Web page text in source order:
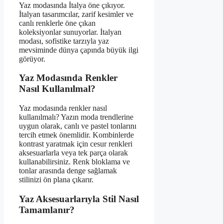
Yaz modasında İtalya öne çıkıyor.
İtalyan tasarımcılar, zarif kesimler ve
canlı renklerle öne çıkan
koleksiyonlar sunuyorlar. İtalyan
modası, sofistike tarzıyla yaz
mevsiminde dünya çapında büyük ilgi
görüyor.
Yaz Modasında Renkler
Nasıl Kullanılmal?
Yaz modasında renkler nasıl
kullanılmalı? Yazın moda trendlerine
uygun olarak, canlı ve pastel tonlarını
tercih etmek önemlidir. Kombinlerde
kontrast yaratmak için cesur renkleri
aksesuarlarla veya tek parça olarak
kullanabilirsiniz. Renk bloklama ve
tonlar arasında denge sağlamak
stilinizi ön plana çıkarır.
Yaz Aksesuarlarıyla Stil Nasıl
Tamamlanır?